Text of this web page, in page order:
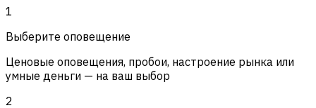
1
Выберите оповещение
Ценовые оповещения, пробои, настроение рынка или
умные деньги — на ваш выбор
2